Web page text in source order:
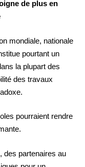
de plus en
mondiale, nationale
pourtant un
la plupart des
des travaux
pourraient rendre
des partenaires au